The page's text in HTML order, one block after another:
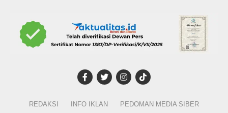
REDAKSI INFO IKLAN
PEDOMAN MEDIA SIBER